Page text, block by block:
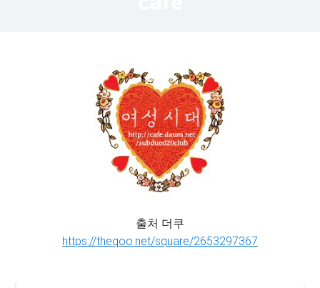
출처 더쿠
https://theqoo.net/square/2653297367